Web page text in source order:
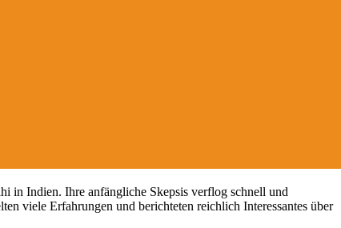
in Indien. Ihre anfängliche Skepsis verflog schnell und
viele Erfahrungen und berichteten reichlich Interessantes über